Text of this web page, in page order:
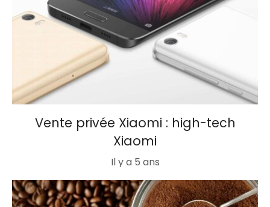
Vente privée Xiaomi : high-tech
Xiaomi
Il y a 5 ans